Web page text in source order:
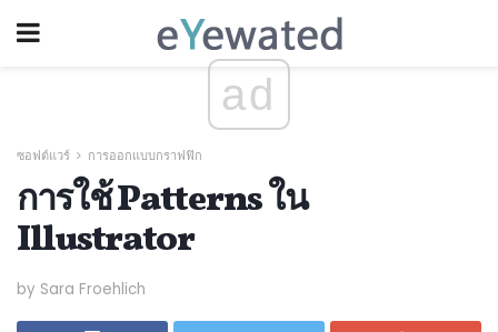
ad
ซอฟต์แวร์ การออกแบบกราฟฟิก
การใช้ Patterns ใน
Illustrator
by Sara Froehlich